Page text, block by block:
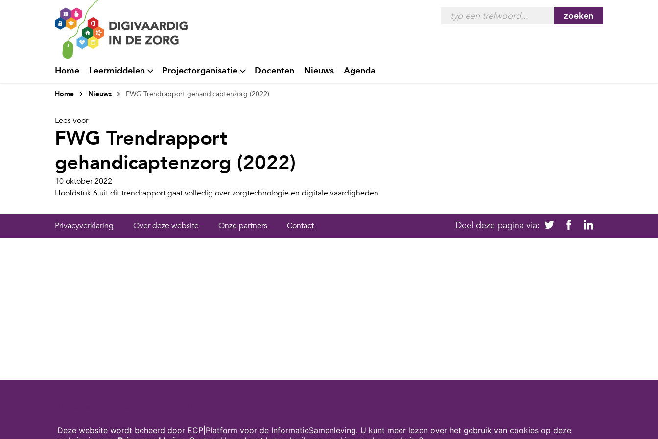
zoeken
Home Leermiddelen Projectorganisatie Docenten Nieuws Agenda
Home Nieuws FWG Trendrapport gehandicaptenzorg (2022)
Lees voor
FWG Trendrapport
gehandicaptenzorg (2022)
10 oktober 2022
Hoofdstuk 6 uit dit trendrapport gaat volledig over zorgtechnologie en digitale vaardigheden.
Privacyverklaring Over deze website Onze partners Contact Deel deze pagina via:
Deze website wordt beheerd door ECP|Platform voor de InformatieSamenleving. U kunt meer lezen over het gebruik van cookies op deze